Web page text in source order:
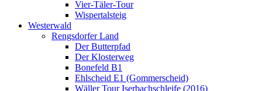
Vier-Täler-Tour
Wispertalsteig
Westerwald
Rengsdorfer Land
Der Butterpfad
Der Klosterweg
Bonefeld B1
Ehlscheid E1 (Gommerscheid)
Wäller Tour Iserbachschleife (2016)